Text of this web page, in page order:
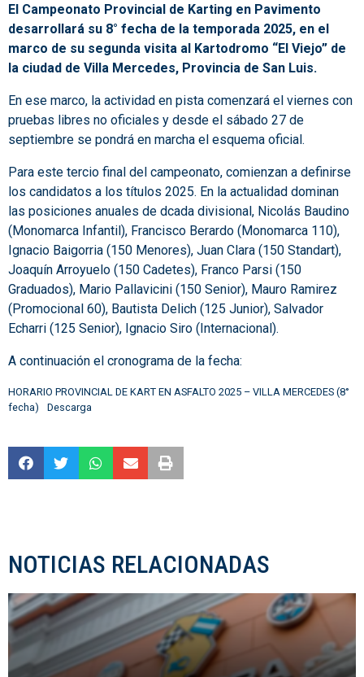
El Campeonato Provincial de Karting en Pavimento
desarrollará su 8° fecha de la temporada 2025, en el
marco de su segunda visita al Kartodromo “El Viejo” de
la ciudad de Villa Mercedes, Provincia de San Luis.
En ese marco, la actividad en pista comenzará el viernes con
pruebas libres no oficiales y desde el sábado 27 de
septiembre se pondrá en marcha el esquema oficial.
Para este tercio final del campeonato, comienzan a definirse
los candidatos a los títulos 2025. En la actualidad dominan
las posiciones anuales de dcada divisional, Nicolás Baudino
(Monomarca Infantil), Francisco Berardo (Monomarca 110),
Ignacio Baigorria (150 Menores), Juan Clara (150 Standart),
Joaquín Arroyuelo (150 Cadetes), Franco Parsi (150
Graduados), Mario Pallavicini (150 Senior), Mauro Ramirez
(Promocional 60), Bautista Delich (125 Junior), Salvador
Echarri (125 Senior), Ignacio Siro (Internacional).
A continuación el cronograma de la fecha:
HORARIO PROVINCIAL DE KART EN ASFALTO 2025 – VILLA MERCEDES (8°
fecha)
Descarga
NOTICIAS RELACIONADAS